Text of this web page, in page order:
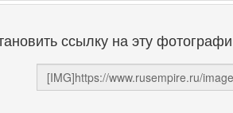
ссылку на эту